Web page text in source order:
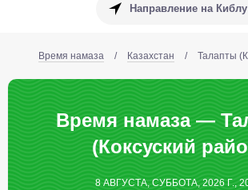
Направление на Киблу
Время намаза / Казахстан / Талапты
Время намаза —
(Коксуский
8 АВГУСТА, СУББОТА, 2026 Г.,